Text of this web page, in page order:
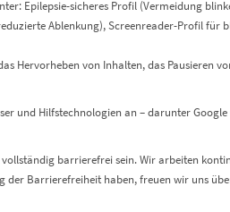
Epilepsie-sicheres Profil (Vermeidung
Ablenkung), Screenreader-Profil für
Hervorheben von Inhalten, das Pausieren
und Hilfstechnologien an – darunter
barrierefrei sein. Wir arbeiten
der Barrierefreiheit haben, freuen wir uns